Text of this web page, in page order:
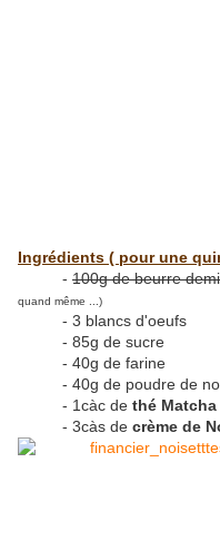
Ingrédients ( pour une
- 100g de beurre
quand même ...)
- 3 blancs d'oeufs
- 85g de sucre
- 40g de farine
- 40g de poudre de
- 1càc de thé Matcha
- 3càs de crème de